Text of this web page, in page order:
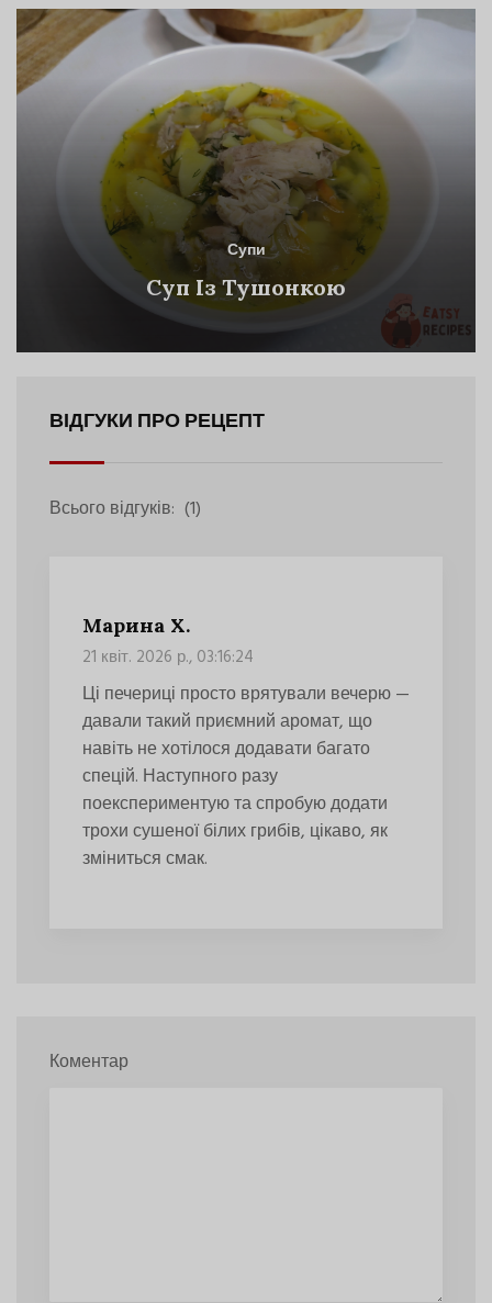
Супи
Суп Із Тушонкою
ВІДГУКИ ПРО РЕЦЕПТ
Всього відгуків: (1)
Марина Х.
21 квіт. 2026 р., 03:16:24
Ці печериці просто врятували вечерю —
давали такий приємний аромат, що
навіть не хотілося додавати багато
спецій. Наступного разу
поекспериментую та спробую додати
трохи сушеної білих грибів, цікаво, як
зміниться смак.
Коментар